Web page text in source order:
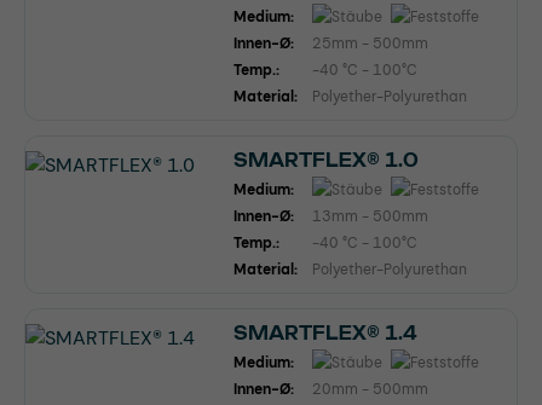
Medium:
Innen-Ø:
25mm - 500mm
Temp.:
-40 °C - 100°C
Material:
Polyether-Polyurethan
SMARTFLEX® 1.0
Medium:
Innen-Ø:
13mm - 500mm
Temp.:
-40 °C - 100°C
Material:
Polyether-Polyurethan
SMARTFLEX® 1.4
Medium:
Innen-Ø:
20mm - 500mm